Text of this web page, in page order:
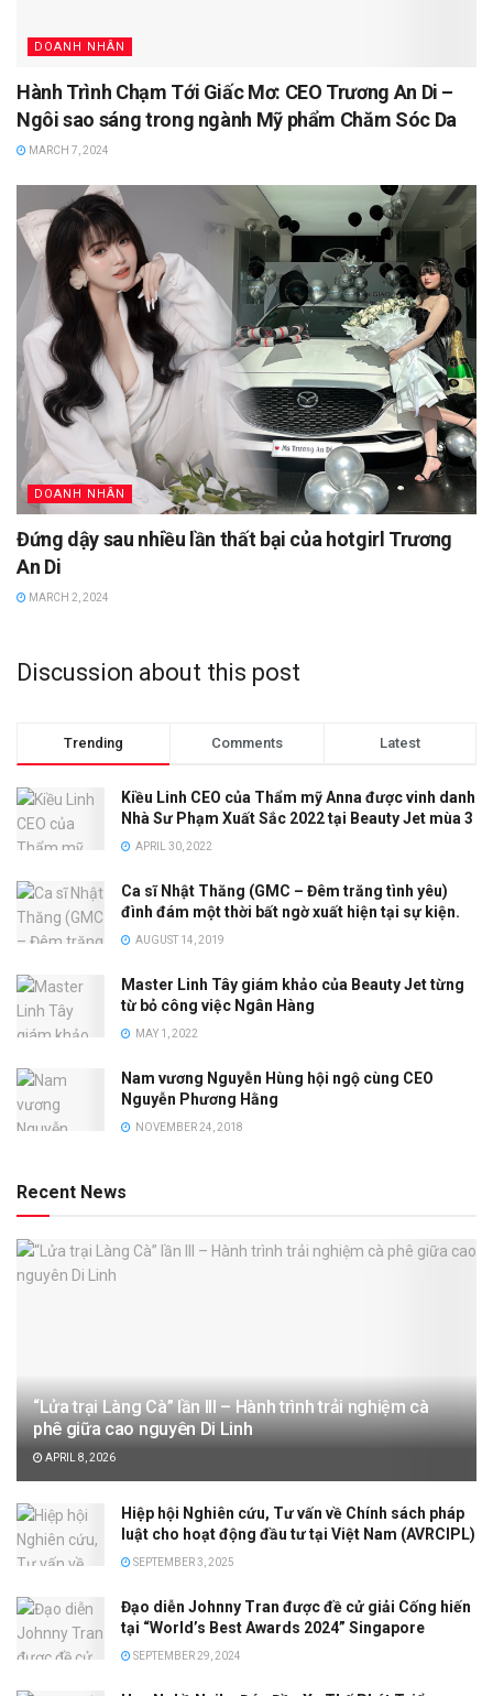
DOANH NHÂN
Hành Trình Chạm Tới Giấc Mơ: CEO Trương An Di –
Ngôi sao sáng trong ngành Mỹ phẩm Chăm Sóc Da
MARCH 7, 2024
DOANH NHÂN
Đứng dậy sau nhiều lần thất bại của hotgirl Trương
An Di
MARCH 2, 2024
Discussion about this post
Trending Comments Latest
Kiều Linh CEO của Thẩm mỹ Anna được vinh danh
Nhà Sư Phạm Xuất Sắc 2022 tại Beauty Jet mùa 3
APRIL 30, 2022
Ca sĩ Nhật Thăng (GMC – Đêm trăng tình yêu)
đình đám một thời bất ngờ xuất hiện tại sự kiện.
AUGUST 14, 2019
Master Linh Tây giám khảo của Beauty Jet từng
từ bỏ công việc Ngân Hàng
MAY 1, 2022
Nam vương Nguyễn Hùng hội ngộ cùng CEO
Nguyễn Phương Hằng
NOVEMBER 24, 2018
Recent News
“Lửa trại Làng Cà” lần III – Hành trình trải nghiệm cà
phê giữa cao nguyên Di Linh
APRIL 8, 2026
Hiệp hội Nghiên cứu, Tư vấn về Chính sách pháp
luật cho hoạt động đầu tư tại Việt Nam (AVRCIPL)
SEPTEMBER 3, 2025
Đạo diễn Johnny Tran được đề cử giải Cống hiến
tại “World’s Best Awards 2024” Singapore
SEPTEMBER 29, 2024